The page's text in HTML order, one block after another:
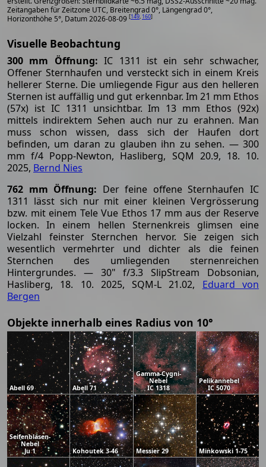
Zeitangaben für Zeitzone UTC, Breitengrad 0°, Längengrad 0°,
Horizonthöhe 5°, Datum 2026-08-09 [149, 160]
Visuelle Beobachtung
300 mm Öffnung: IC 1311 ist ein sehr schwacher,
Offener Sternhaufen und versteckt sich in einem Kreis
hellerer Sterne. Die umliegende Figur aus den helleren
Sternen ist auffällig und gut erkennbar. Im 21 mm Ethos
(57x) ist IC 1311 unsichtbar. Im 13 mm Ethos (92x)
mittels indirektem Sehen auch nur zu erahnen. Man
muss schon wissen, dass sich der Haufen dort
befinden, um daran zu glauben ihn zu sehen. — 300
mm f/4 Popp-Newton, Hasliberg, SQM 20.9, 18. 10.
2025, Bernd Nies
762 mm Öffnung: Der feine offene Sternhaufen IC
1311 lässt sich nur mit einer kleinen Vergrösserung
bzw. mit einem Tele Vue Ethos 17 mm aus der Reserve
locken. In einem hellen Sternenkreis glimsen eine
Vielzahl feinster Sternchen hervor. Sie zeigen sich
wesentlich vermehrter und dichter als die feinen
Sternchen des umliegenden sternenreichen
Hintergrundes. — 30" f/3.3 SlipStream Dobsonian,
Hasliberg, 18. 10. 2025, SQM-L 21.02, Eduard von
Bergen
Objekte innerhalb eines Radius von 10°
Abell 69 Abell 71
Gamma-Cygni-
Nebel
IC 1318
Pelikannebel
IC 5070
Seifenblasen-
Nebel
Ju 1
Kohoutek 3-46 Messier 29 Minkowski 1-75